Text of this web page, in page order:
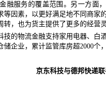
融服务的覆盖范围。另一方面
等因素，以更好满足地不同商家
， 也为货主提供了更多的经营
技的物流金融支持家用电器、白
储企业，累计监管库房超2000个
京东科技与德邦快递